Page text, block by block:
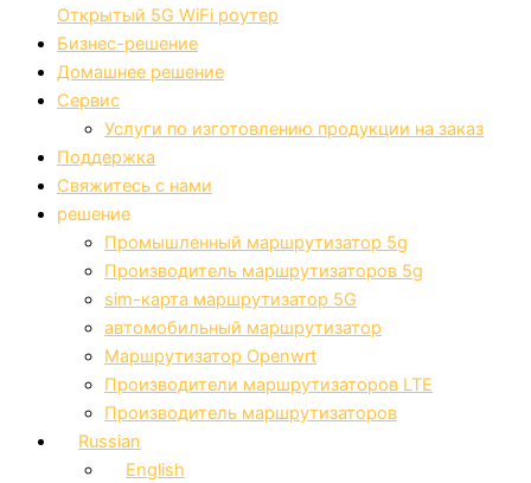
Открытый 5G WiFi роутер
Бизнес-решение
Домашнее решение
Сервис
Услуги по изготовлению продукции на заказ
Поддержка
Свяжитесь с нами
решение
Промышленный маршрутизатор 5g
Производитель маршрутизаторов 5g
sim-карта маршрутизатор 5G
автомобильный маршрутизатор
Маршрутизатор Openwrt
Производители маршрутизаторов LTE
Производитель маршрутизаторов
Russian
English